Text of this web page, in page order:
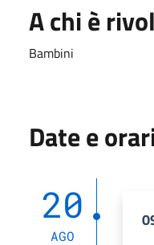
A chi è
Bambini
Date e
20
AGO